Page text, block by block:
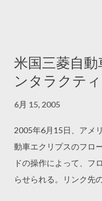
米国三菱自
ンタラクテ
6月 15, 2005
2005年6月15日、アメ
動車エクリプスのフロ
ドの操作によって、フ
らせられる。リンク先